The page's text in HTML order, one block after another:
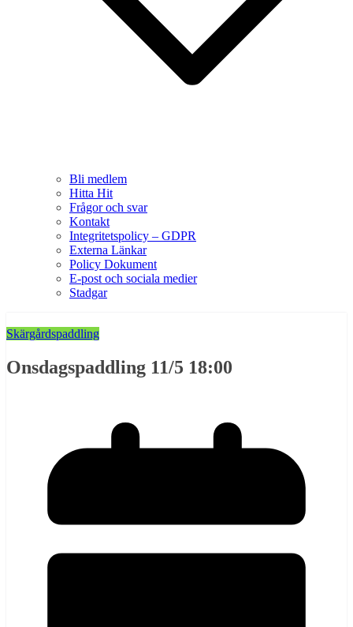
Bli medlem
Hitta Hit
Frågor och svar
Kontakt
Integritetspolicy – GDPR
Externa Länkar
Policy Dokument
E-post och sociala medier
Stadgar
Skärgårdspaddling
Onsdagspaddling 11/5 18:00